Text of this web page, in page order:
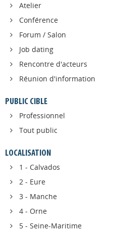
Atelier
Conférence
Forum / Salon
Job dating
Rencontre d'acteurs
Réunion d'information
PUBLIC CIBLE
Professionnel
Tout public
LOCALISATION
1 - Calvados
2 - Eure
3 - Manche
4 - Orne
5 - Seine-Maritime
Appels à projets
déconnecter)